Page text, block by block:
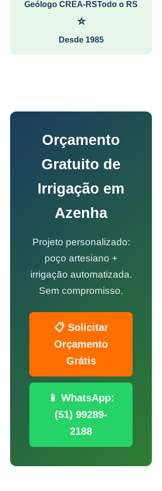
Geólogo CREA-RSTodo o RS
⭐
Desde 1985
Orçamento
Gratuito de
Irrigação em
Azenha
Projeto personalizado:
poço artesiano +
irrigação automatizada.
Sem compromisso.
📋 Solicitar
Orçamento
Grátis
📱 WhatsApp:
(51) 99289-
2188